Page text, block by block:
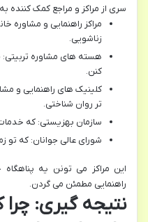
سری از مراکز و مراجع کمک کننده
مراکز راهنمایی و مشاوره
زناشویی.
هسته های مشاوره
کنن.
کلینیک های راهنمایی و
تر روان شناختی.
سازمان بهزیستی: که
شورای عالی جوانان: که تو
این مراکز می تونن یه
راهنمایی مطمئن می گردن.
نتیجه گیری: